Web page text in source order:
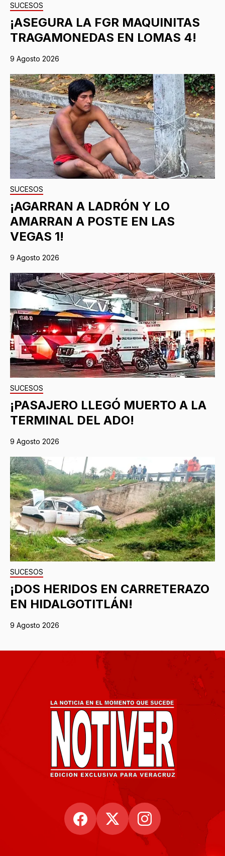
SUCESOS
¡ASEGURA LA FGR MAQUINITAS
TRAGAMONEDAS EN LOMAS 4!
9 Agosto 2026
SUCESOS
¡AGARRAN A LADRÓN Y LO
AMARRAN A POSTE EN LAS
VEGAS 1!
9 Agosto 2026
SUCESOS
¡PASAJERO LLEGÓ MUERTO A LA
TERMINAL DEL ADO!
9 Agosto 2026
SUCESOS
¡DOS HERIDOS EN CARRETERAZO
EN HIDALGOTITLÁN!
9 Agosto 2026